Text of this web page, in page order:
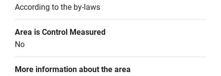
According to the by-laws
Area is Control Measured
No
More information about the area